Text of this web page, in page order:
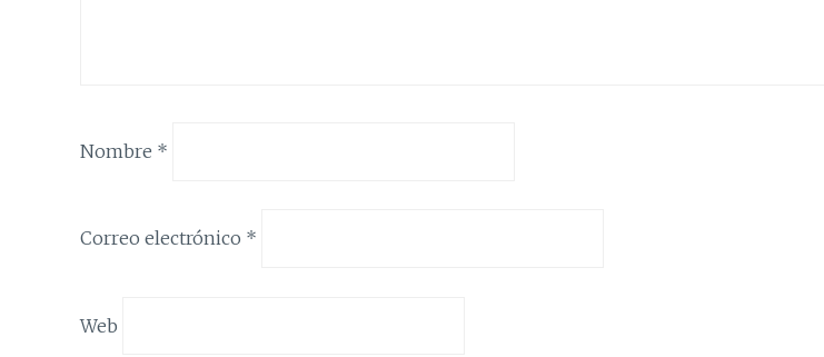
Nombre *
Correo electrónico *
Web